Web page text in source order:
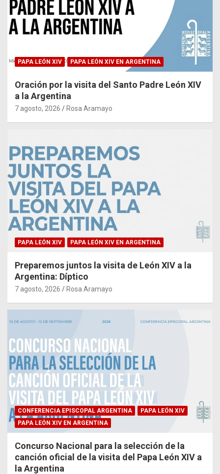
PAPA LEÓN XIV PAPA LEÓN XIV EN ARGENTINA
Oración por la visita del Santo Padre León XIV
a la Argentina
7 agosto, 2026 Rosa Aramayo
PAPA LEÓN XIV PAPA LEÓN XIV EN ARGENTINA
Preparemos juntos la visita de León XIV a la
Argentina: Díptico
7 agosto, 2026 Rosa Aramayo
CONFERENCIA EPISCOPAL ARGENTINA
PAPA LEÓN XIV
PAPA LEÓN XIV EN ARGENTINA
Concurso Nacional para la selección de la
canción oficial de la visita del Papa León XIV a
la Argentina